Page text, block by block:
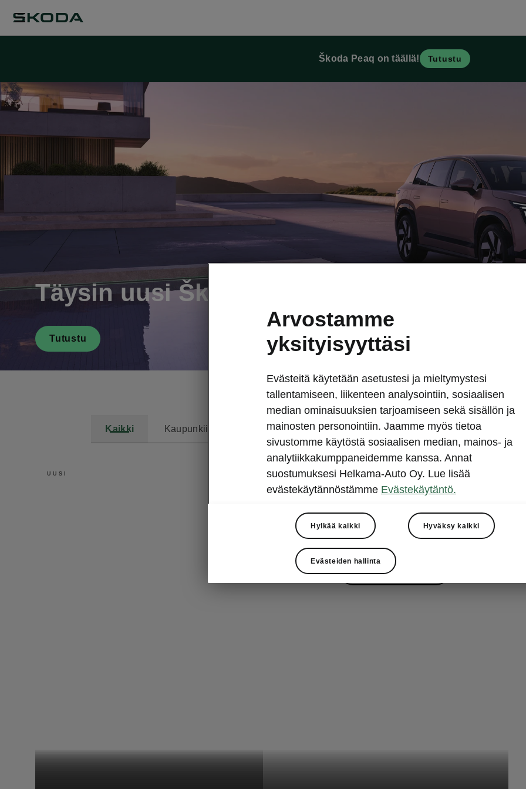
Škoda Peaq on täällä! Tutustu
Täysin uusi Škoda Peaq
Tutustu
Kaikki Kaupunkiin Perheille Sähkö Ladattava hybridi
UUSI Peaq
TÄYSSÄHKÖINEN
Kaikki automallit
Arvostamme
yksityisyyttäsi
Evästeitä käytetään asetustesi ja mieltymystesi
tallentamiseen, liikenteen analysointiin, sosiaalisen
median ominaisuuksien tarjoamiseen sekä sisällön ja
mainosten personointiin. Jaamme myös tietoa
sivustomme käytöstä sosiaalisen median, mainos- ja
analytiikkakumppaneidemme kanssa. Annat
suostumuksesi Helkama-Auto Oy. Lue lisää
evästekäytännöstämme Evästekäytäntö.
Hylkää kaikki Hyväksy kaikki
Evästeiden hallinta